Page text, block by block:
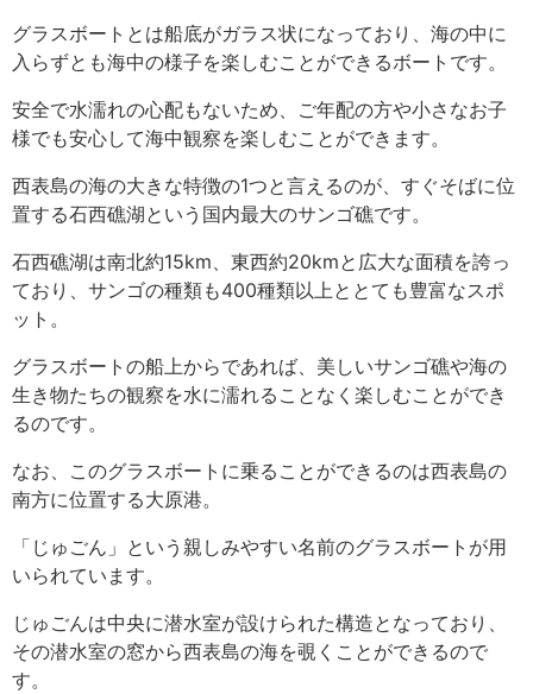
グラスボートとは船底がガラス状になっており、海の中に
入らずとも海中の様子を楽しむことができるボートです。
安全で水濡れの心配もないため、ご年配の方や小さなお子
様でも安心して海中観察を楽しむことができます。
西表島の海の大きな特徴の1つと言えるのが、すぐそばに位
置する石西礁湖という国内最大のサンゴ礁です。
石西礁湖は南北約15km、東西約20kmと広大な面積を誇っ
ており、サンゴの種類も400種類以上ととても豊富なスポ
ット。
グラスボートの船上からであれば、美しいサンゴ礁や海の
生き物たちの観察を水に濡れることなく楽しむことができ
るのです。
なお、このグラスボートに乗ることができるのは西表島の
南方に位置する大原港。
「じゅごん」という親しみやすい名前のグラスボートが用
いられています。
じゅごんは中央に潜水室が設けられた構造となっており、
その潜水室の窓から西表島の海を覗くことができるので
す。